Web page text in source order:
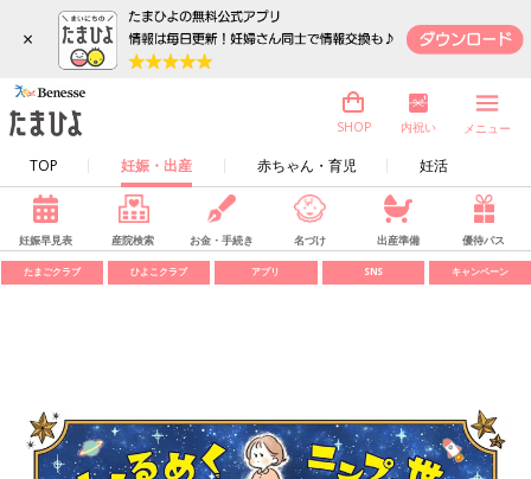
×
TOP 妊娠・出産 赤ちゃん・育児 妊活
SHOP 内祝い メニュー
妊娠早見表 産院検索 お金・手続き 名づけ 出産準備 優待パス
たまごクラブ ひよこクラブ アプリ SNS キャンペーン